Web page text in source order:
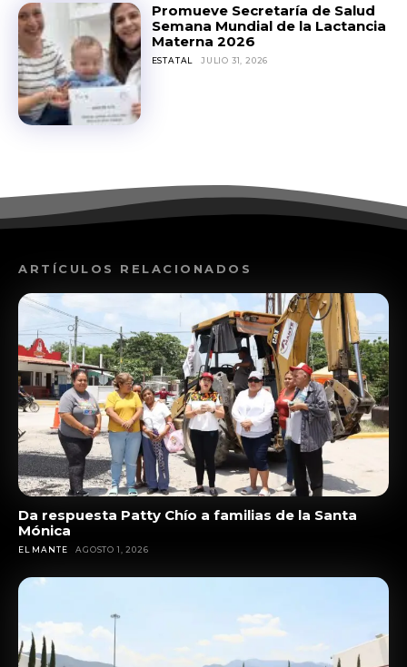
Promueve Secretaría de Salud
Semana Mundial de la Lactancia
Materna 2026
ESTATAL JULIO 31, 2026
ARTÍCULOS RELACIONADOS
Da respuesta Patty Chío a familias de la Santa
Mónica
EL MANTE AGOSTO 1, 2026